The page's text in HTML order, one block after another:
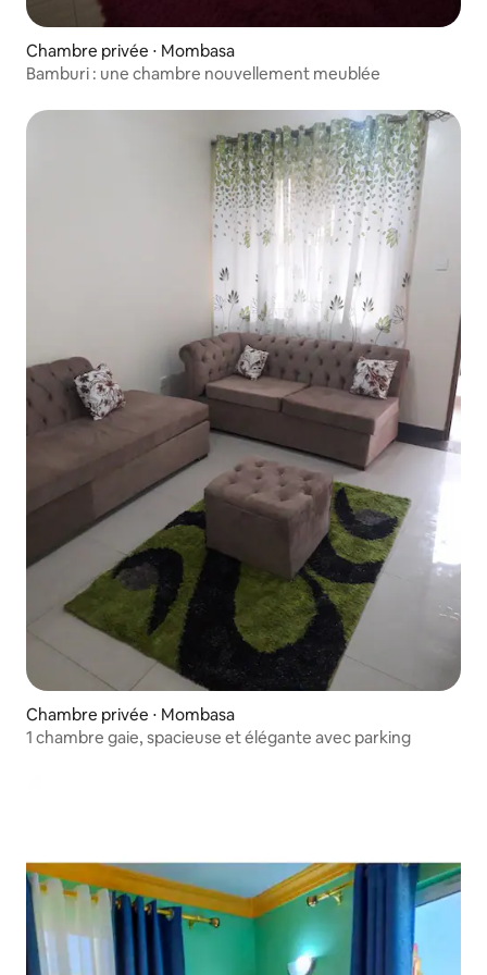
Chambre privée ⋅ Mombasa
Bamburi : une chambre nouvellement meublée
Chambre privée ⋅ Mombasa
1 chambre gaie, spacieuse et élégante avec parking